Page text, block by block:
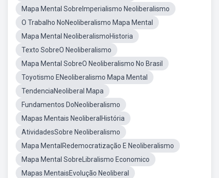
Mapa Mental SobreImperialismo Neoliberalismo
O Trabalho NoNeoliberalismo Mapa Mental
Mapa Mental NeoliberalismoHistoria
Texto SobreO Neoliberalismo
Mapa Mental SobreO Neoliberalismo No Brasil
Toyotismo ENeoliberalismo Mapa Mental
TendenciaNeoliberal Mapa
Fundamentos DoNeoliberalismo
Mapas Mentais NeoliberalHistória
AtividadesSobre Neoliberalismo
Mapa MentalRedemocratização E Neoliberalismo
Mapa Mental SobreLibralismo Economico
Mapas MentaisEvolução Neoliberal